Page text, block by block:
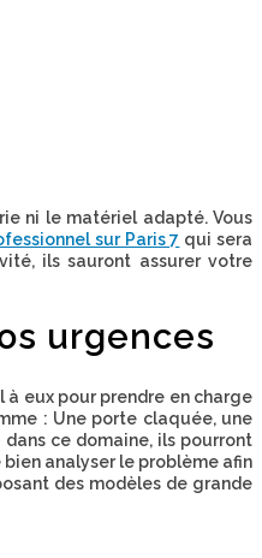
ni le matériel adapté. Vous
sur Paris 7 qui sera
ils sauront assurer votre
urgences
eux pour prendre en charge
: Une porte claquée, une
ce domaine, ils pourront
analyser le problème afin
des modèles de grande